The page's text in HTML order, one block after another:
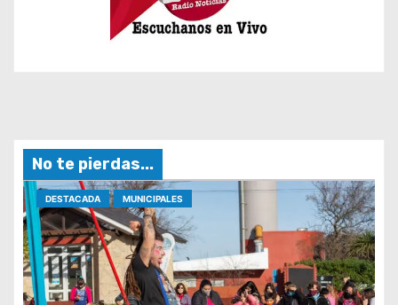
No te pierdas...
DESTACADA MUNICIPALES